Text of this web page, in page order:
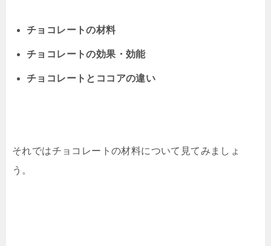
チョコレートの材料
チョコレートの効果・効能
チョコレートとココアの違い
それではチョコレートの材料について見てみましょ
う。